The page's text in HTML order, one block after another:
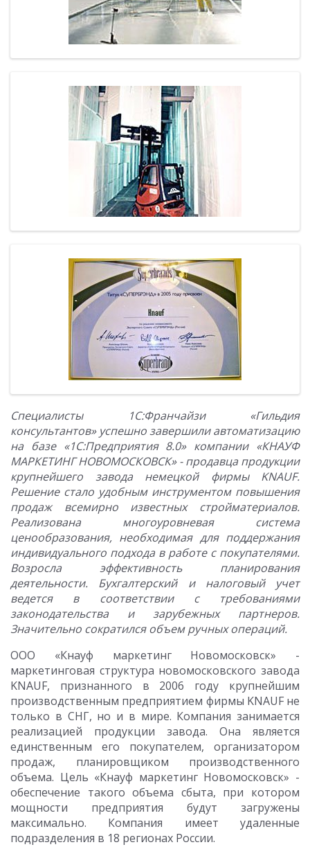
Специалисты 1С:Франчайзи «Гильдия
консультантов» успешно завершили автоматизацию
на базе «1С:Предприятия 8.0» компании «КНАУФ
МАРКЕТИНГ НОВОМОСКОВСК» - продавца продукции
крупнейшего завода немецкой фирмы KNAUF.
Решение стало удобным инструментом повышения
продаж всемирно известных стройматериалов.
Реализована многоуровневая система
ценообразования, необходимая для поддержания
индивидуального подхода в работе с покупателями.
Возросла эффективность планирования
деятельности. Бухгалтерский и налоговый учет
ведется в соответствии с требованиями
законодательства и зарубежных партнеров.
Значительно сократился объем ручных операций.
ООО «Кнауф маркетинг Новомосковск» -
маркетинговая структура новомосковского завода
KNAUF, признанного в 2006 году крупнейшим
производственным предприятием фирмы KNAUF не
только в СНГ, но и в мире. Компания занимается
реализацией продукции завода. Она является
единственным его покупателем, организатором
продаж, планировщиком производственного
объема. Цель «Кнауф маркетинг Новомосковск» -
обеспечение такого объема сбыта, при котором
мощности предприятия будут загружены
максимально. Компания имеет удаленные
подразделения в 18 регионах России.